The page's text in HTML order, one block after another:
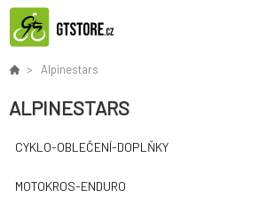
Alpinestars
ALPINESTARS
CYKLO-OBLEČENÍ-DOPLŇKY
MOTOKROS-ENDURO